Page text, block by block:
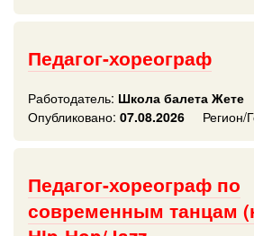
Педагог-хореограф
Работодатель: Школа балета Жете
Опубликовано: 07.08.2026 Регион/
Педагог-хореограф по
современным танцам